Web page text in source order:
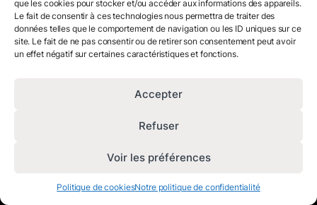
que les cookies pour stocker et/ou accéder aux informations des appareils.
Le fait de consentir à ces technologies nous permettra de traiter des
données telles que le comportement de navigation ou les ID uniques sur ce
site. Le fait de ne pas consentir ou de retirer son consentement peut avoir
un effet négatif sur certaines caractéristiques et fonctions.
Accepter
Refuser
Voir les préférences
Politique de cookiesNotre politique de confidentialité